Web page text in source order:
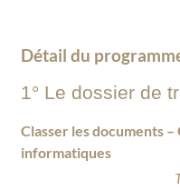
Détail du
1° Le dossier de
Classer les documents
informatiques